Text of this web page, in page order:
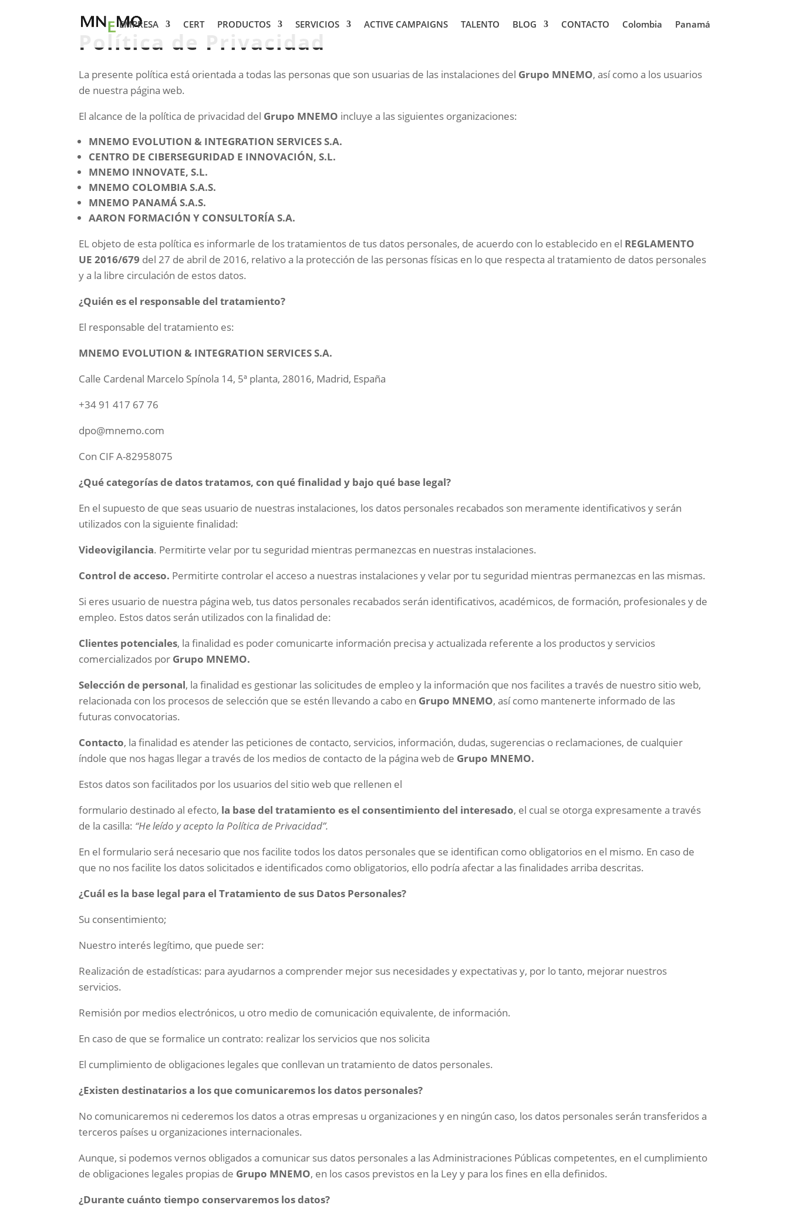
EMPRESA CERT PRODUCTOS SERVICIOS ACTIVE CAMPAIGNS TALENTO BLOG CONTACTO Colombia Panamá
Política de Privacidad
La presente política está orientada a todas las personas que son usuarias de las instalaciones del Grupo MNEMO, así como a los usuarios
de nuestra página web.
El alcance de la política de privacidad del Grupo MNEMO incluye a las siguientes organizaciones:
MNEMO EVOLUTION & INTEGRATION SERVICES S.A.
CENTRO DE CIBERSEGURIDAD E INNOVACIÓN, S.L.
MNEMO INNOVATE, S.L.
MNEMO COLOMBIA S.A.S.
MNEMO PANAMÁ S.A.S.
AARON FORMACIÓN Y CONSULTORÍA S.A.
EL objeto de esta política es informarle de los tratamientos de tus datos personales, de acuerdo con lo establecido en el REGLAMENTO
UE 2016/679 del 27 de abril de 2016, relativo a la protección de las personas físicas en lo que respecta al tratamiento de datos personales
y a la libre circulación de estos datos.
¿Quién es el responsable del tratamiento?
El responsable del tratamiento es:
MNEMO EVOLUTION & INTEGRATION SERVICES S.A.
Calle Cardenal Marcelo Spínola 14, 5ª planta, 28016, Madrid, España
+34 91 417 67 76
dpo@mnemo.com
Con CIF A-82958075
¿Qué categorías de datos tratamos, con qué finalidad y bajo qué base legal?
En el supuesto de que seas usuario de nuestras instalaciones, los datos personales recabados son meramente identificativos y serán
utilizados con la siguiente finalidad:
Videovigilancia. Permitirte velar por tu seguridad mientras permanezcas en nuestras instalaciones.
Control de acceso. Permitirte controlar el acceso a nuestras instalaciones y velar por tu seguridad mientras permanezcas en las mismas.
Si eres usuario de nuestra página web, tus datos personales recabados serán identificativos, académicos, de formación, profesionales y de
empleo. Estos datos serán utilizados con la finalidad de:
Clientes potenciales, la finalidad es poder comunicarte información precisa y actualizada referente a los productos y servicios
comercializados por Grupo MNEMO.
Selección de personal, la finalidad es gestionar las solicitudes de empleo y la información que nos facilites a través de nuestro sitio web,
relacionada con los procesos de selección que se estén llevando a cabo en Grupo MNEMO, así como mantenerte informado de las
futuras convocatorias.
Contacto, la finalidad es atender las peticiones de contacto, servicios, información, dudas, sugerencias o reclamaciones, de cualquier
índole que nos hagas llegar a través de los medios de contacto de la página web de Grupo MNEMO.
Estos datos son facilitados por los usuarios del sitio web que rellenen el
formulario destinado al efecto, la base del tratamiento es el consentimiento del interesado, el cual se otorga expresamente a través
de la casilla: “He leído y acepto la Política de Privacidad”.
En el formulario será necesario que nos facilite todos los datos personales que se identifican como obligatorios en el mismo. En caso de
que no nos facilite los datos solicitados e identificados como obligatorios, ello podría afectar a las finalidades arriba descritas.
¿Cuál es la base legal para el Tratamiento de sus Datos Personales?
Su consentimiento;
Nuestro interés legítimo, que puede ser:
Realización de estadísticas: para ayudarnos a comprender mejor sus necesidades y expectativas y, por lo tanto, mejorar nuestros
servicios.
Remisión por medios electrónicos, u otro medio de comunicación equivalente, de información.
En caso de que se formalice un contrato: realizar los servicios que nos solicita
El cumplimiento de obligaciones legales que conllevan un tratamiento de datos personales.
¿Existen destinatarios a los que comunicaremos los datos personales?
No comunicaremos ni cederemos los datos a otras empresas u organizaciones y en ningún caso, los datos personales serán transferidos a
terceros países u organizaciones internacionales.
Aunque, si podemos vernos obligados a comunicar sus datos personales a las Administraciones Públicas competentes, en el cumplimiento
de obligaciones legales propias de Grupo MNEMO, en los casos previstos en la Ley y para los fines en ella definidos.
¿Durante cuánto tiempo conservaremos los datos?